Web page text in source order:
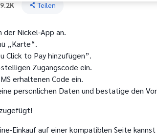
Teilen
der Nickel-App an.
„Karte“.
Click to Pay hinzufügen”.
Zugangscode ein.
erhaltenen Code ein.
persönlichen Daten und bestätige den
Einkauf auf einer kompatiblen Seite